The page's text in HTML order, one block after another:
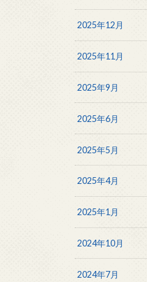
2025年12月
2025年11月
2025年9月
2025年6月
2025年5月
2025年4月
2025年1月
2024年10月
2024年7月